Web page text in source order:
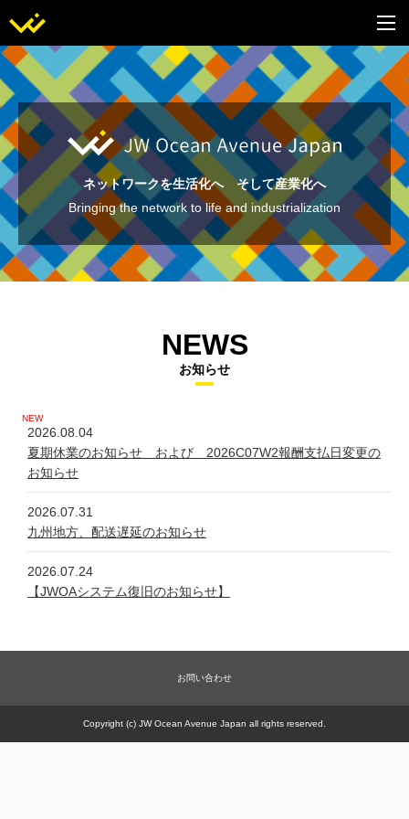
ネットワークを生活化へ そして産業化へ
Bringing the network to life and industrialization
NEWS
お知らせ
2026.08.04
夏期休業のお知らせ および 2026C07W2報酬支払日変更の
お知らせ
2026.07.31
九州地方、配送遅延のお知らせ
2026.07.24
【JWOAシステム復旧のお知らせ】
システム不具合について
新規商品【太古の甕 細胞浴サロン営業権】販売一時休止の件
お問い合わせ
Copyright (c) JW Ocean Avenue Japan all rights reserved.